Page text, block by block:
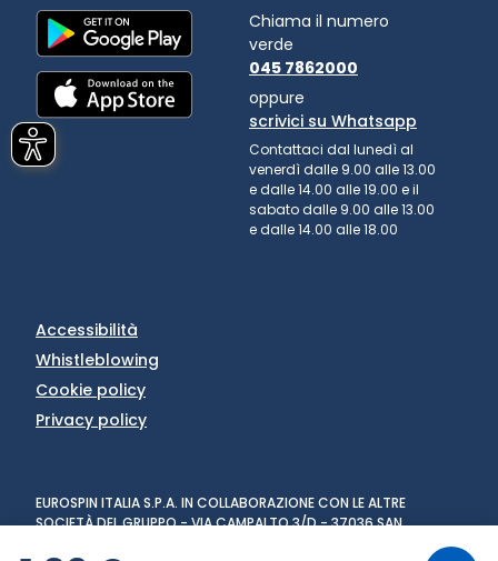
Chiama il numero
verde
045 7862000
oppure
scrivici su Whatsapp
Contattaci dal lunedì al
venerdì dalle 9.00 alle 13.00
e dalle 14.00 alle 19.00 e il
sabato dalle 9.00 alle 13.00
e dalle 14.00 alle 18.00
Accessibilità
Whistleblowing
Cookie policy
Privacy policy
EUROSPIN ITALIA S.P.A. IN COLLABORAZIONE CON LE ALTRE
SOCIETÀ DEL GRUPPO - VIA CAMPALTO 3/D - 37036 SAN
MARTINO BUON ALBERGO (VR) - FAX +39 045 8782333 - PARTITA